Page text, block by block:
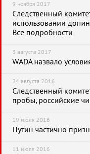
9 ноября 2017
Следственный
использовании
Все подробности
3 августа 2017
WADA назвало
24 августа 2016
Следственный
пробы, российские
19 июля 2016
Путин частично
11 июля 2016